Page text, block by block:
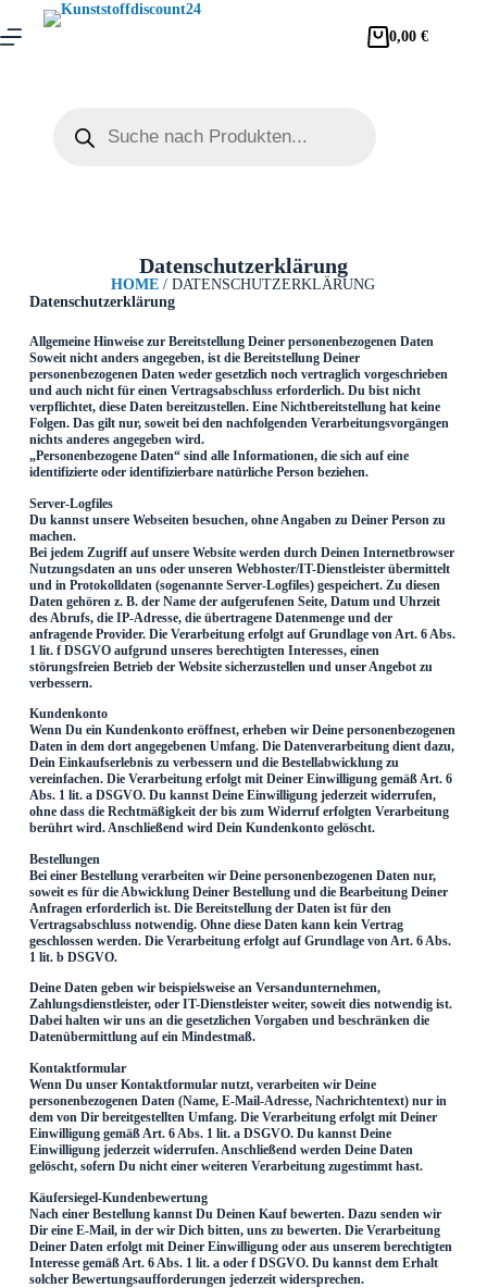
0,00€
Datenschutzerklärung
HOME / DATENSCHUTZERKLÄRUNG
Datenschutzerklärung
Allgemeine Hinweise zur Bereitstellung Deiner personenbezogenen Daten
Soweit nicht anders angegeben, ist die Bereitstellung Deiner
personenbezogenen Daten weder gesetzlich noch vertraglich vorgeschrieben
und auch nicht für einen Vertragsabschluss erforderlich. Du bist nicht
verpflichtet, diese Daten bereitzustellen. Eine Nichtbereitstellung hat keine
Folgen. Das gilt nur, soweit bei den nachfolgenden Verarbeitungsvorgängen
nichts anderes angegeben wird.
„Personenbezogene Daten“ sind alle Informationen, die sich auf eine
identifizierte oder identifizierbare natürliche Person beziehen.
Server-Logfiles
Du kannst unsere Webseiten besuchen, ohne Angaben zu Deiner Person zu
machen.
Bei jedem Zugriff auf unsere Website werden durch Deinen Internetbrowser
Nutzungsdaten an uns oder unseren Webhoster/IT-Dienstleister übermittelt
und in Protokolldaten (sogenannte Server-Logfiles) gespeichert. Zu diesen
Daten gehören z. B. der Name der aufgerufenen Seite, Datum und Uhrzeit
des Abrufs, die IP-Adresse, die übertragene Datenmenge und der
anfragende Provider. Die Verarbeitung erfolgt auf Grundlage von Art. 6 Abs.
1 lit. f DSGVO aufgrund unseres berechtigten Interesses, einen
störungsfreien Betrieb der Website sicherzustellen und unser Angebot zu
verbessern.
Kundenkonto
Wenn Du ein Kundenkonto eröffnest, erheben wir Deine personenbezogenen
Daten in dem dort angegebenen Umfang. Die Datenverarbeitung dient dazu,
Dein Einkaufserlebnis zu verbessern und die Bestellabwicklung zu
vereinfachen. Die Verarbeitung erfolgt mit Deiner Einwilligung gemäß Art. 6
Abs. 1 lit. a DSGVO. Du kannst Deine Einwilligung jederzeit widerrufen,
ohne dass die Rechtmäßigkeit der bis zum Widerruf erfolgten Verarbeitung
berührt wird. Anschließend wird Dein Kundenkonto gelöscht.
Bestellungen
Bei einer Bestellung verarbeiten wir Deine personenbezogenen Daten nur,
soweit es für die Abwicklung Deiner Bestellung und die Bearbeitung Deiner
Anfragen erforderlich ist. Die Bereitstellung der Daten ist für den
Vertragsabschluss notwendig. Ohne diese Daten kann kein Vertrag
geschlossen werden. Die Verarbeitung erfolgt auf Grundlage von Art. 6 Abs.
1 lit. b DSGVO.
Deine Daten geben wir beispielsweise an Versandunternehmen,
Zahlungsdienstleister, oder IT-Dienstleister weiter, soweit dies notwendig ist.
Dabei halten wir uns an die gesetzlichen Vorgaben und beschränken die
Datenübermittlung auf ein Mindestmaß.
Kontaktformular
Wenn Du unser Kontaktformular nutzt, verarbeiten wir Deine
personenbezogenen Daten (Name, E-Mail-Adresse, Nachrichtentext) nur in
dem von Dir bereitgestellten Umfang. Die Verarbeitung erfolgt mit Deiner
Einwilligung gemäß Art. 6 Abs. 1 lit. a DSGVO. Du kannst Deine
Einwilligung jederzeit widerrufen. Anschließend werden Deine Daten
gelöscht, sofern Du nicht einer weiteren Verarbeitung zugestimmt hast.
Käufersiegel-Kundenbewertung
Nach einer Bestellung kannst Du Deinen Kauf bewerten. Dazu senden wir
Dir eine E-Mail, in der wir Dich bitten, uns zu bewerten. Die Verarbeitung
Deiner Daten erfolgt mit Deiner Einwilligung oder aus unserem berechtigten
Interesse gemäß Art. 6 Abs. 1 lit. a oder f DSGVO. Du kannst dem Erhalt
solcher Bewertungsaufforderungen jederzeit widersprechen.